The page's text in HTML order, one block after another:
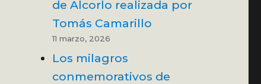
de Alcorlo realizada por
Tomás Camarillo
11 marzo, 2026
Los milagros
conmemorativos de